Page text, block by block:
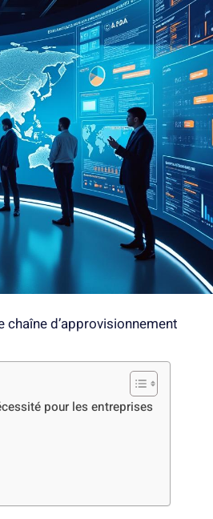
d’approvisionnement
pour les entreprises